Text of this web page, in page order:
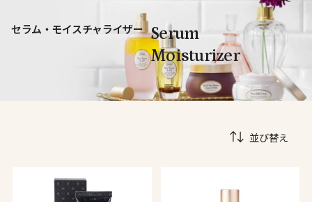
セラム・モイスチャライザー
Serum
Moisturizer
並び替え